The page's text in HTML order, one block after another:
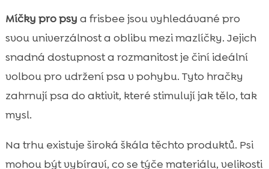
Míčky pro psy a frisbee jsou vyhledávané pro
svou univerzálnost a oblibu mezi mazlíčky. Jejich
snadná dostupnost a rozmanitost je činí ideální
volbou pro udržení psa v pohybu. Tyto hračky
zahrnují psa do aktivit, které stimulují jak tělo, tak
mysl.
Na trhu existuje široká škála těchto produktů. Psi
mohou být vybíraví, co se týče materiálu, velikosti